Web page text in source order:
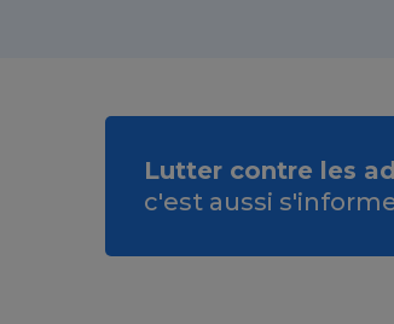
Lutter contre les
c'est aussi